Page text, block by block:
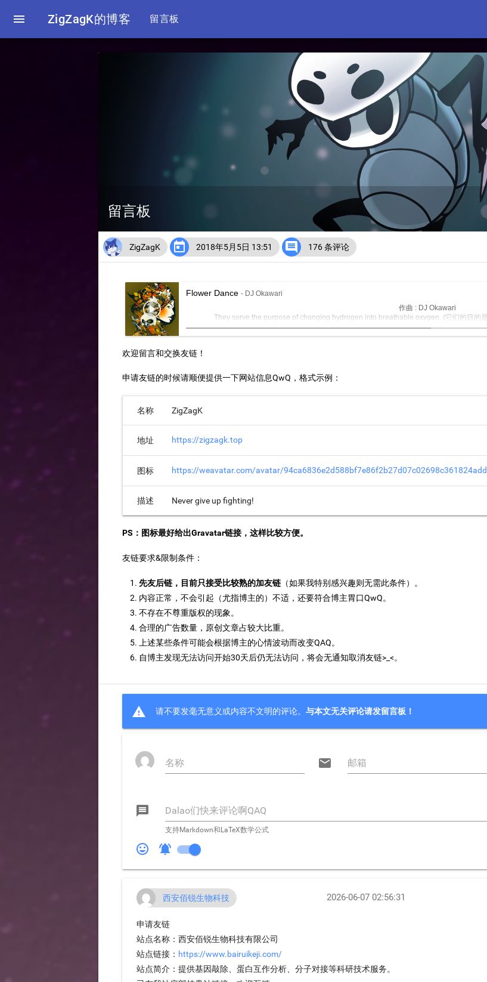
 ZigZagK的博客 留言板
留言板
ZigZagK  2018年5月5日 13:51  176 条评论
Flower Dance - DJ Okawari
作曲 : DJ Okawari
They serve the purpose of changing hydrogen into breathable oxygen. (它们的目的
《Assignment:Outer Space》中太空植物的"
And they're as necessary here as the air is, on Earth. (它们在这里
But I still say, they're flowers. (但我想说的是，它们
But, maybe we could make a deal. (但也许，我们可
欢迎留言和交换友链！
申请友链的时候请顺便提供一下网站信息QwQ，格式示例：
名称 ZigZagK
地址 https://zigzagk.top
图标 https://weavatar.com/avatar/
描述 Never give up fighting!
PS：图标最好给出Gravatar链接，这样比较方便。
友链要求&限制条件：
先友后链，目前只接受比较熟的加友链 （如果我特别感兴趣则无需此条件）。
内容正常，不会引起（尤指博主的）不适，还要符合博主胃口QwQ。
不存在不尊重版权的现象。
合理的广告数量，原创文章占较大比重。
上述某些条件可能会根据博主的心情波动而改变QAQ。
自博主发现无法访问开始30天后仍无法访问，将会无通知取消友链>_<。
 请不要发毫无意义或内容不文明的评论。与本文无关评论请发留言板！


支持Markdown和LaTeX数学公式
 
西安佰锐生物科技 2026-06-07 02:56:31
申请友链
站点名称：西安佰锐生物科技有限公司
站点链接： https://www.bairuikeji.com/
站点简介：提供基因敲除、蛋白互作分析、分子对接等科研技术服务。